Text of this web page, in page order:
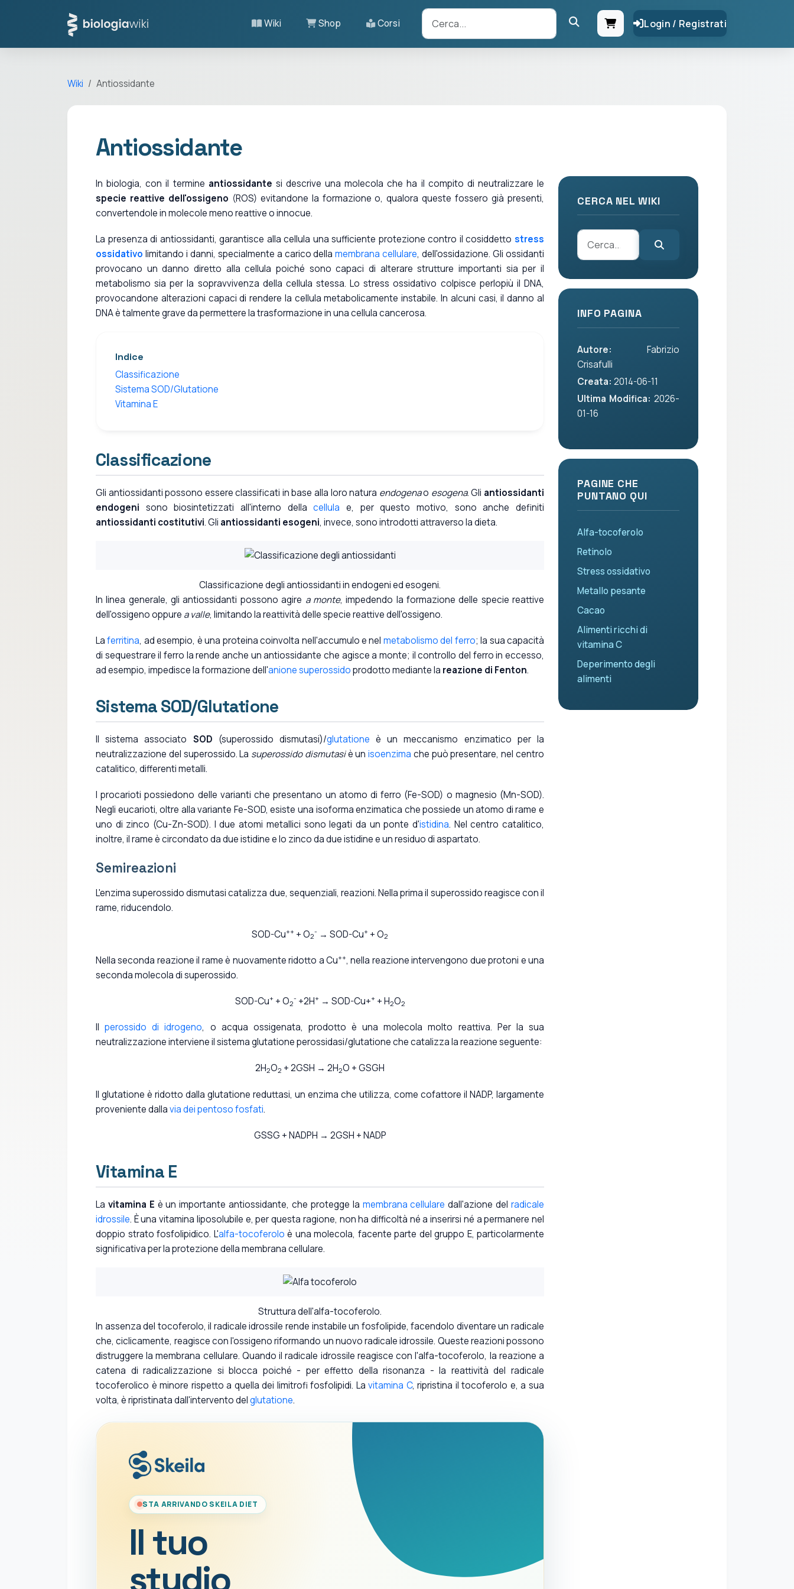
Wiki Shop Corsi Login / Registrati
Wiki Antiossidante
Antiossidante
In biologia, con il termine antiossidante si descrive una molecola che ha il compito di neutralizzare le
specie reattive dell'ossigeno (ROS) evitandone la formazione o, qualora queste fossero già presenti,
convertendole in molecole meno reattive o innocue.
La presenza di antiossidanti, garantisce alla cellula una sufficiente protezione contro il cosiddetto stress
ossidativo limitando i danni, specialmente a carico dellamembrana cellulare, dell'ossidazione. Gli ossidanti
provocano un danno diretto alla cellula poiché sono capaci di alterare strutture importanti sia per il
metabolismo sia per la sopravvivenza della cellula stessa. Lo stress ossidativo colpisce perlopiù il DNA,
provocandone alterazioni capaci di rendere la cellula metabolicamente instabile. In alcuni casi, il danno al
DNA è talmente grave da permettere la trasformazione in una cellula cancerosa.
Indice
Classificazione
Sistema SOD/Glutatione
Vitamina E
Classificazione
Gli antiossidanti possono essere classificati in base alla loro natura endogenao esogena. Gli antiossidanti
endogeni sono biosintetizzati all'interno dellacellula e, per questo motivo, sono anche definiti
antiossidanti costitutivi. Gli antiossidanti esogeni, invece, sono introdotti attraverso la dieta.
Classificazione degli antiossidanti in endogeni ed esogeni.
In linea generale, gli antiossidanti possono agire a monte, impedendo la formazione delle specie reattive
dell'ossigeno oppure a valle, limitando la reattività delle specie reattive dell'ossigeno.
Laferritina, ad esempio, è una proteina coinvolta nell'accumulo e nel metabolismo del ferro; la sua capacità
di sequestrare il ferro la rende anche un antiossidante che agisce a monte; il controllo del ferro in eccesso,
ad esempio, impedisce la formazione dell'anione superossidoprodotto mediante la reazione di Fenton.
Sistema SOD/Glutatione
Il sistema associato SOD (superossido dismutasi)/glutatione è un meccanismo enzimatico per la
neutralizzazione del superossido. La superossido dismutasiè unisoenzima che può presentare, nel centro
catalitico, differenti metalli.
I procarioti possiedono delle varianti che presentano un atomo di ferro (Fe-SOD) o magnesio (Mn-SOD).
Negli eucarioti, oltre alla variante Fe-SOD, esiste una isoforma enzimatica che possiede un atomo di rame e
uno di zinco (Cu-Zn-SOD). I due atomi metallici sono legati da un ponte d'istidina. Nel centro catalitico,
inoltre, il rame è circondato da due istidine e lo zinco da due istidine e un residuo di aspartato.
Semireazioni
L'enzima superossido dismutasi catalizza due, sequenziali, reazioni. Nella prima il superossido reagisce con il
rame, riducendolo.
SOD-Cu++ + O2
- → SOD-Cu+ + O2
Nella seconda reazione il rame è nuovamente ridotto a Cu++, nella reazione intervengono due protoni e una
seconda molecola di superossido.
SOD-Cu++ O2
- +2H+ → SOD-Cu+++ H2O2
Ilperossido di idrogeno, o acqua ossigenata, prodotto è una molecola molto reattiva. Per la sua
neutralizzazione interviene il sistema glutatione perossidasi/glutatione che catalizza la reazione seguente:
2H2O2 + 2GSH → 2H2O + GSGH
Il glutatione è ridotto dalla glutatione reduttasi, un enzima che utilizza, come cofattore il NADP, largamente
proveniente dallavia dei pentoso fosfati.
GSSG + NADPH → 2GSH + NADP
Vitamina E
La vitamina E è un importante antiossidante, che protegge la membrana cellulare dall'azione delradicale
idrossile. È una vitamina liposolubile e, per questa ragione, non ha difficoltà né a inserirsi né a permanere nel
doppio strato fosfolipidico. L'alfa-tocoferolo è una molecola, facente parte del gruppo E, particolarmente
significativa per la protezione della membrana cellulare.
Struttura dell'alfa-tocoferolo.
In assenza del tocoferolo, il radicale idrossile rende instabile un fosfolipide, facendolo diventare un radicale
che, ciclicamente, reagisce con l'ossigeno riformando un nuovo radicale idrossile. Queste reazioni possono
distruggere la membrana cellulare. Quando il radicale idrossile reagisce con l'alfa-tocoferolo, la reazione a
catena di radicalizzazione si blocca poiché - per effetto della risonanza - la reattività del radicale
tocoferolico è minore rispetto a quella dei limitrofi fosfolipidi. Lavitamina C, ripristina il tocoferolo e, a sua
volta, è ripristinata dall'intervento delglutatione.
STA ARRIVANDO SKEILA DIET
Il tuo
studio
CERCA NEL WIKI
INFO PAGINA
Autore: Fabrizio
Crisafulli
Creata: 2014-06-11
Ultima Modifica: 2026-
01-16
PAGINE CHE
PUNTANO QUI
Alfa-tocoferolo
Retinolo
Stress ossidativo
Metallo pesante
Cacao
Alimenti ricchi di
vitamina C
Deperimento degli
alimenti